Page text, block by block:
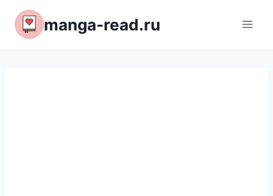
Перейти
содержимому
manga-read.ru